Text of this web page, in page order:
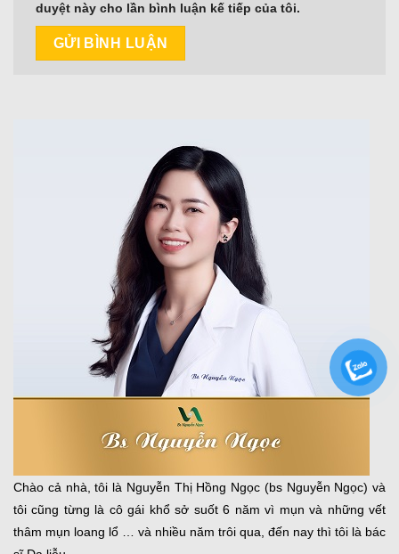
duyệt này cho lần bình luận kế tiếp của tôi.
Chào cả nhà, tôi là Nguyễn Thị Hồng Ngọc (bs Nguyễn Ngọc) và
tôi cũng từng là cô gái khổ sở suốt 6 năm vì mụn và những vết
thâm mụn loang lổ … và nhiều năm trôi qua, đến nay thì tôi là bác